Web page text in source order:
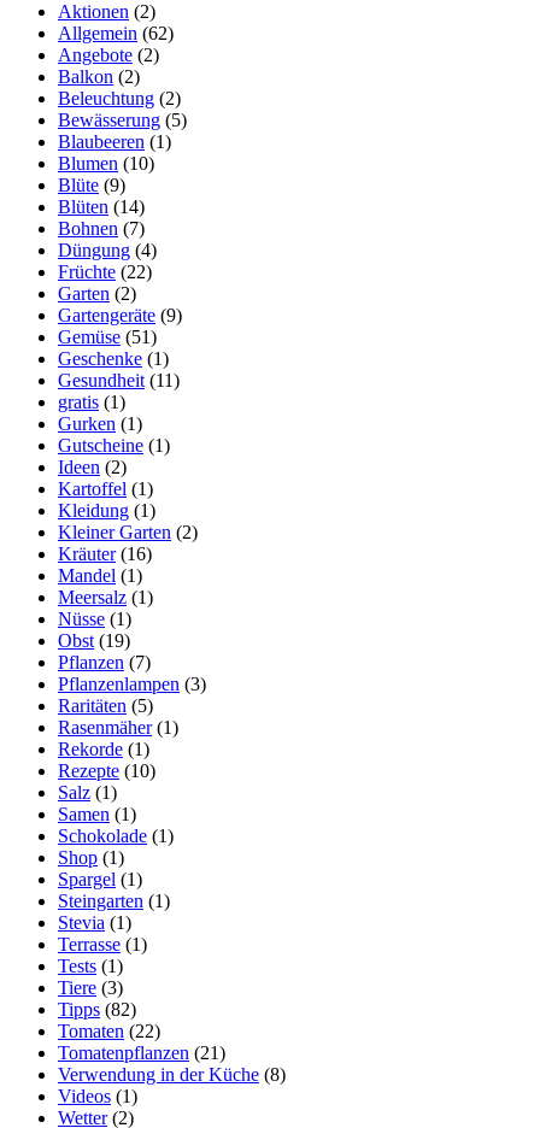
Aktionen (2)
Allgemein (62)
Angebote (2)
Balkon (2)
Beleuchtung (2)
Bewässerung (5)
Blaubeeren (1)
Blumen (10)
Blüte (9)
Blüten (14)
Bohnen (7)
Düngung (4)
Früchte (22)
Garten (2)
Gartengeräte (9)
Gemüse (51)
Geschenke (1)
Gesundheit (11)
gratis (1)
Gurken (1)
Gutscheine (1)
Ideen (2)
Kartoffel (1)
Kleidung (1)
Kleiner Garten (2)
Kräuter(16)
Mandel (1)
Meersalz (1)
Nüsse (1)
Obst (19)
Pflanzen (7)
Pflanzenlampen (3)
Raritäten (5)
Rasenmäher(1)
Rekorde (1)
Rezepte (10)
Salz (1)
Samen (1)
Schokolade (1)
Shop (1)
Spargel (1)
Steingarten (1)
Stevia (1)
Terrasse (1)
Tests (1)
Tiere (3)
Tipps (82)
Tomaten (22)
Tomatenpflanzen (21)
Verwendung in der Küche (8)
Videos (1)
Wetter(2)